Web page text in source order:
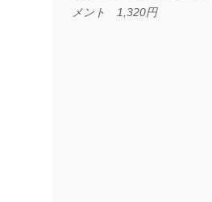
メント 1,320円